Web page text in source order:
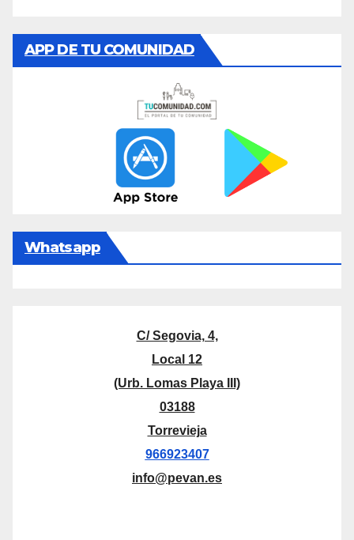
APP DE TU COMUNIDAD
Whatsapp
C/ Segovia, 4,
Local 12
(Urb. Lomas Playa III)
03188
Torrevieja
966923407
info@pevan.es